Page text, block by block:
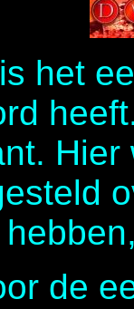
het
de